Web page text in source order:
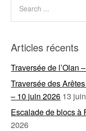
Articles récents
Traversée de l’Olan
Traversée des
– 10 juin 2026 13
Escalade de blocs à
2026